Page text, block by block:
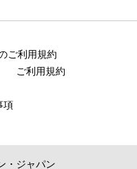
ご利用規約
ご利用規約
項
・ジャパン